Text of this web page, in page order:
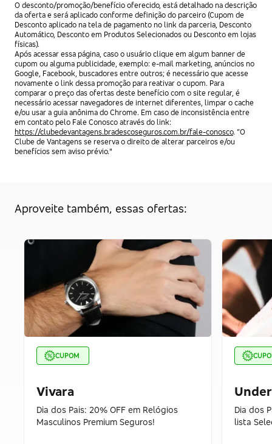
O desconto/promoção/benefício oferecido, está detalhado na descrição
da oferta e será aplicado conforme definição do parceiro (Cupom de
Desconto aplicado na tela de pagamento no link da parceria, Desconto
Automático, Desconto em Produtos Selecionados ou Desconto em lojas
físicas).
Após acessar essa página, caso o usuário clique em algum banner de
cupom ou alguma publicidade, exemplo: e-mail marketing, anúncios no
Google, Facebook, buscadores entre outros; é necessário que acesse
novamente o link dessa promoção para reativar o cupom. Para
comparar o preço das ofertas deste benefício com o site regular, é
necessário acessar navegadores de internet diferentes, limpar o cache
e/ou usar a guia anônima do Chrome. Em caso de inconsistência entre
em contato pelo Fale Conosco através do link:
https://clubedevantagens.bradescoseguros.com.br/fale-conosco. “O
Clube de Vantagens se reserva o direito de alterar parceiros e/ou
benefícios sem aviso prévio."
Aproveite também, essas ofertas:
CUPOM
Vivara
Dia dos Pais: 20% OFF em Relógios
Masculinos Premium Seguros!
Dia dos
lista